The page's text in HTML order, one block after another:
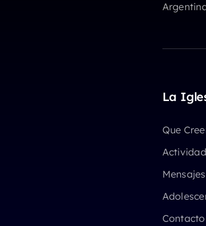
La
Que
Mensajes
Contacto